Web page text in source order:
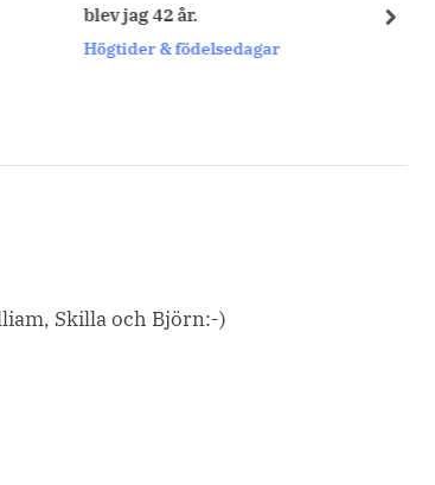
blev jag 42 år.
Högtider & födelsedagar
next
Skilla och Björn:-)